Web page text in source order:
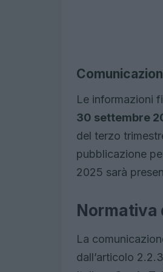
Le informazioni
30 settembre
del terzo
pubblicazione
2025 sarà
La
dall’articolo